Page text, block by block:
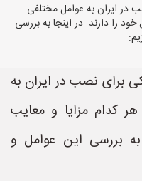
در ایران به عوامل مختلفی
را دارند. در اینجا به بررسی
برای نصب در ایران به
کدام مزایا و معایب
بررسی این عوامل و